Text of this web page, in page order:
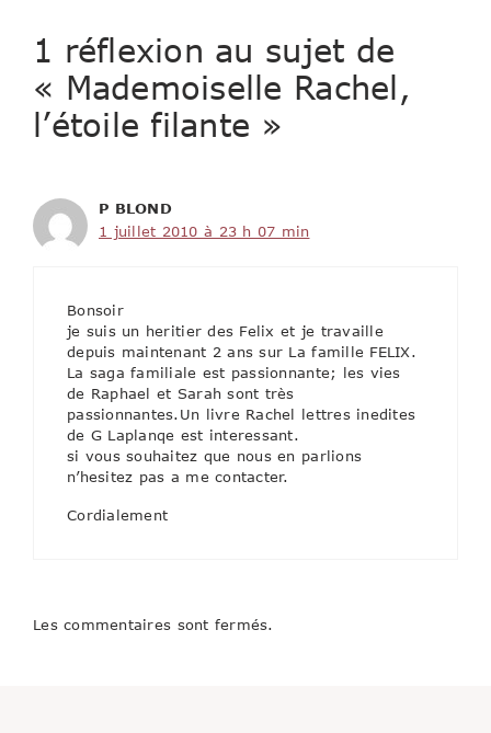
1 réflexion au sujet de
« Mademoiselle Rachel,
l’étoile filante »
P BLOND
1 juillet 2010 à 23 h 07 min
Bonsoir
je suis un heritier des Felix et je travaille
depuis maintenant 2 ans sur La famille FELIX.
La saga familiale est passionnante; les vies
de Raphael et Sarah sont très
passionnantes.Un livre Rachel lettres inedites
de G Laplanqe est interessant.
si vous souhaitez que nous en parlions
n’hesitez pas a me contacter.
Cordialement
Les commentaires sont fermés.